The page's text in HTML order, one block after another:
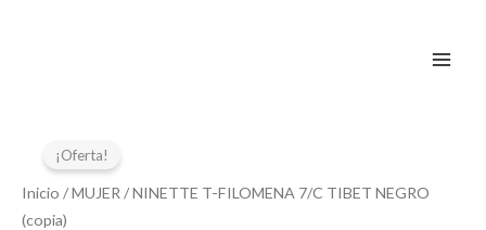
¡Oferta!
Inicio /MUJER / NINETTE T-FILOMENA 7/C TIBET NEGRO
(copia)
originalactual
FILOMENA
7/C
TIBET